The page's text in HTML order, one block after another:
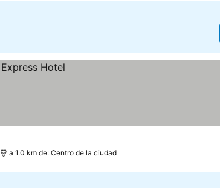
a 1.0 km de: Centro de la ciudad